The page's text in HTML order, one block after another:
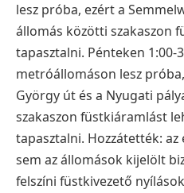
lesz próba, ezért a
állomás közötti szakaszon
tapasztalni. Pénteken 1:00-
metróállomáson lesz
György út és a Nyugati
szakaszon füstkiáramlást
tapasztalni. Hozzátették:
sem az állomások kijelölt
felszíni füstkivezető